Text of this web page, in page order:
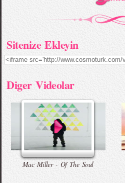
Sitenize Ekleyin
Diger Videolar
Mac Miller - Of The Soul